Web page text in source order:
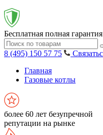
Бесплатная полная
8 (495) 150 57 75
Главная
Газовые котлы
более 60 лет безупречной
репутации на рынке